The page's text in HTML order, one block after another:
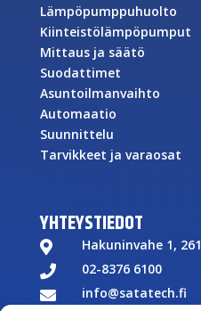
Lämpöpumppuhuolto
Kiinteistölämpöpumput
Mittaus ja säätö
Suodattimet
Asuntoilmanvaihto
Automaatio
Suunnittelu
Tarvikkeet ja varaosat
YHTEYSTIEDOT
 Hakuninvahe 1,
 02-8376 6100
 info@satatech.fi